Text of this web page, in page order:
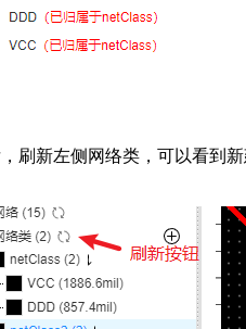
刷新左侧网络类，可以看到新